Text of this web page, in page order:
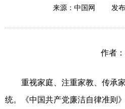
来源：中国网 发
作者：
重视家庭、注重家教、传承家
统。《中国共产党廉洁自律准则